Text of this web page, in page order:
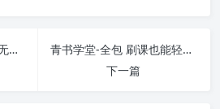
学起Plus全包 课程学习无压力！教你高效刷题技巧
青书学堂-全包 刷课也能轻松过！简单技巧大公开
下一篇